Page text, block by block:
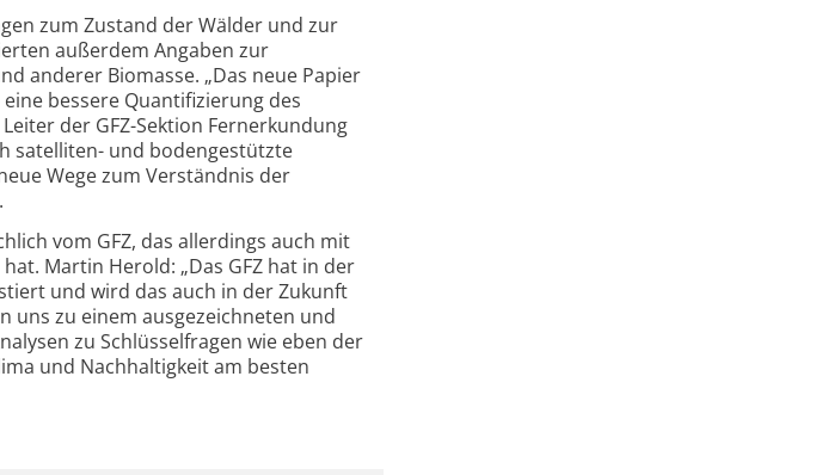
zum Zustand der Wälder und zur
außerdem Angaben zur
anderer Biomasse. „Das neue Papier
bessere Quantifizierung des
der GFZ-Sektion Fernerkundung
satelliten- und bodengestützte
Wege zum Verständnis der
vom GFZ, das allerdings auch mit
Martin Herold: „Das GFZ hat in der
und wird das auch in der Zukunft
zu einem ausge­zeichneten und
zu Schlüsselfragen wie eben der
und Nachhaltigkeit am besten